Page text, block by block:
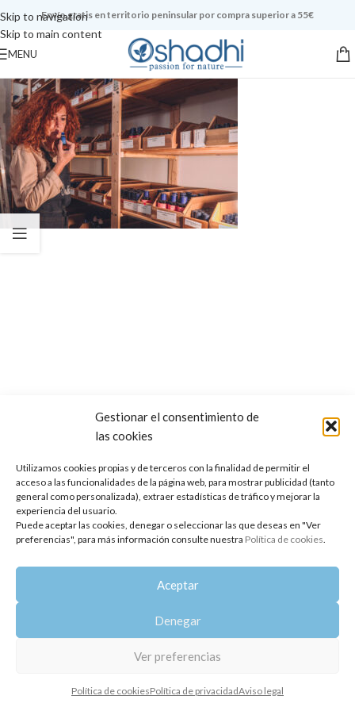
Gestionar el consentimiento de
las cookies
Utilizamos cookies propias y de terceros con la finalidad de permitir el
acceso a las funcionalidades de la página web, para mostrar publicidad (tanto
general como personalizada), extraer estadísticas de tráfico y mejorar la
experiencia del usuario.
Puede aceptar las cookies, denegar o seleccionar las que deseas en "Ver
preferencias", para más información consulte nuestra Política de cookies.
Aceptar
Denegar
Ver preferencias
Política de cookiesPolítica de privacidadAviso legal
Skip to navigation
Skip to main content
Envío gratis en territorio peninsular por compra superior a 55€
MENU
Copyright 2014-2025
Política de privacidad Aviso legal | Política de cookies